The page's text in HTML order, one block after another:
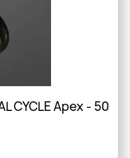
CYCLE Apex - 50